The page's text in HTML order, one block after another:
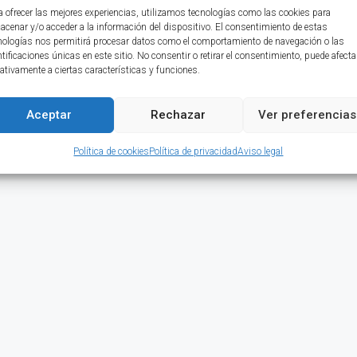
ofrecer las mejores experiencias, utilizamos tecnologías como las cookies para
y/o acceder a la información del dispositivo. El consentimiento de estas
nos permitirá procesar datos como el comportamiento de navegación o las
únicas en este sitio. No consentir o retirar el consentimiento, puede
a ciertas características y funciones.
Aceptar Rechazar Ver preferencias
Política de cookiesPolítica de privacidadAviso legal